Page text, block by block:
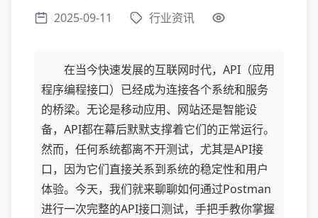
2025-09-11 行业资讯
在当今快速发展的互联网时代，API（应用
程序编程接口）已经成为连接各个系统和服务
的桥梁。无论是移动应用、网站还是智能设
备，API都在幕后默默支撑着它们的正常运行。
然而，任何系统都离不开测试，尤其是API接
口，因为它们直接关系到系统的稳定性和用户
体验。今天，我们就来聊聊如何通过Postman
进行一次完整的API接口测试，手把手教你掌握